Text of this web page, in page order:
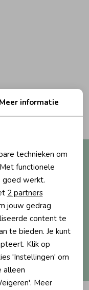
acties én direct
in onze
Meer informatie
technieken om
functionele
goed werkt.
2 partners
jouw gedrag
content te
te bieden. Je kunt
Klik op
'Instellingen' om
alleen
Meer